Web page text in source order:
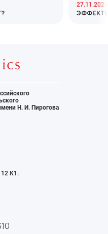
27.11.2021
Н. И. Пирогова
К1.